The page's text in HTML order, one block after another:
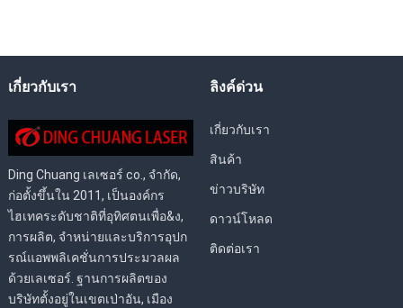
เกี่ยวกับเรา
Ding Chuang เลเซอร์ co., จำกัด,
ก่อตั้งขึ้นใน 2011, เป็นองค์กร
ไฮเทคระดับชาติที่อุทิศตนเพื่อ&ง,
การผลิต, จำหน่ายและบริการอุปก
รณ์แอพพลิเคชั่นการประมวลผล
ด้วยเลเซอร์. ฐานการผลิตของ
บริษัทตั้งอยู่ในเขตเป่าอัน, เมือง
ลิงค์ด่วน
เกี่ยวกับเรา
สินค้า
ข่าวบริษัท
ดาวน์โหลด
ติดต่อเรา